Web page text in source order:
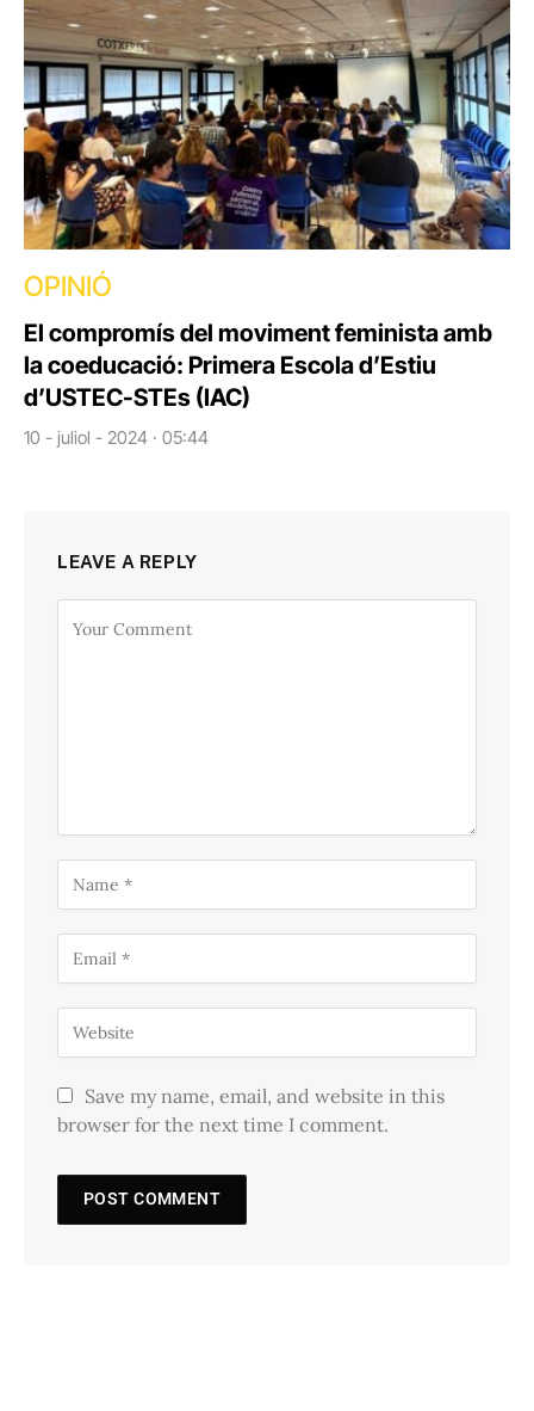
OPINIÓ
El compromís del moviment feminista amb
la coeducació: Primera Escola d’Estiu
d’USTEC-STEs (IAC)
10 - juliol - 2024 · 05:44
LEAVE A REPLY
Save my name, email, and website in this
browser for the next time I comment.